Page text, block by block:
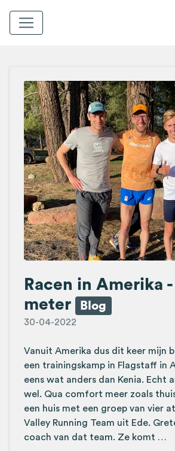
Racen in Amerika
meter
Blog
30-04-2022
Vanuit Amerika dus dit keer mijn
een trainingskamp in Flagstaff in
eens wat anders dan Kenia. Echt
wel. Qua comfort meer zoals
een huis met een groep van vier
Valley Running Team uit Ede.
coach van dat team. Ze komt …